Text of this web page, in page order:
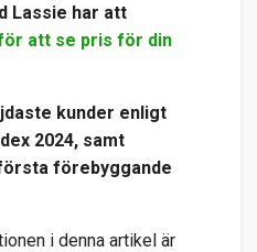
Lassie har att
att se pris för din
kunder enligt
2024, samt
förebyggande
i denna artikel är